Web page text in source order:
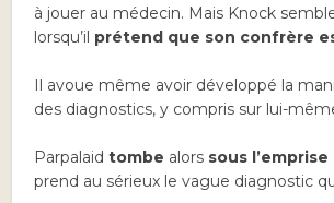
à jouer au médecin. Mais Knock
lorsqu’il prétend que son confrère
Il avoue même avoir développé la
des diagnostics, y compris sur lui-
Parpalaidtombe alors sous
prend au sérieux le vague diagnostic